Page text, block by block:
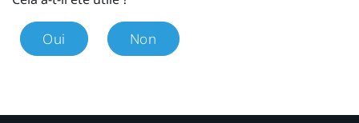
Oui Non